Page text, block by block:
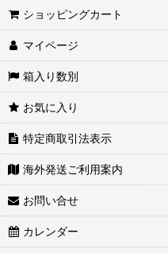
ショッピングカート
マイページ
箱入り数別
お気に入り
特定商取引法表示
海外発送ご利用案内
お問い合せ
カレンダー